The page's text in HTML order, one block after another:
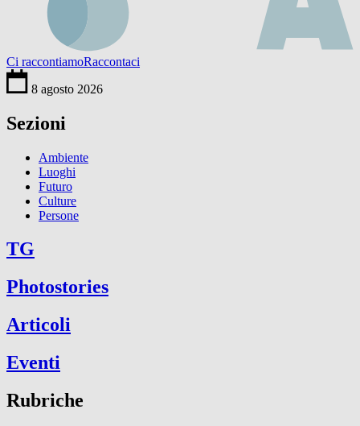
Ci raccontiamoRaccontaci
8 agosto 2026
Sezioni
Ambiente
Luoghi
Futuro
Culture
Persone
TG
Photostories
Articoli
Eventi
Rubriche